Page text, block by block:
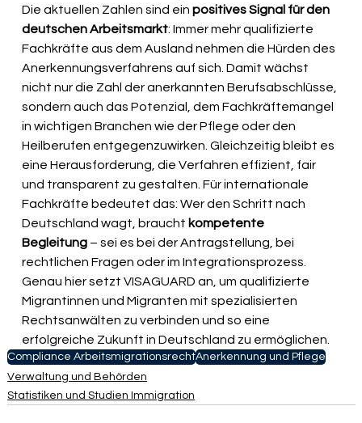
Die aktuellen Zahlen sind ein positives Signal für den
deutschen Arbeitsmarkt: Immer mehr qualifizierte
Fachkräfte aus dem Ausland nehmen die Hürden des
Anerkennungsverfahrens auf sich. Damit wächst
nicht nur die Zahl der anerkannten Berufsabschlüsse,
sondern auch das Potenzial, dem Fachkräftemangel
in wichtigen Branchen wie der Pflege oder den
Heilberufen entgegenzuwirken. Gleichzeitig bleibt es
eine Herausforderung, die Verfahren effizient, fair
und transparent zu gestalten. Für internationale
Fachkräfte bedeutet das: Wer den Schritt nach
Deutschland wagt, braucht kompetente
Begleitung – sei es bei der Antragstellung, bei
rechtlichen Fragen oder im Integrationsprozess.
Genau hier setzt VISAGUARD an, um qualifizierte
Migrantinnen und Migranten mit spezialisierten
Rechtsanwälten zu verbinden und so eine
erfolgreiche Zukunft in Deutschland zu ermöglichen.
Compliance ArbeitsmigrationsrechtAnerkennung und Pflege
Verwaltung und Behörden
Statistiken und Studien Immigration